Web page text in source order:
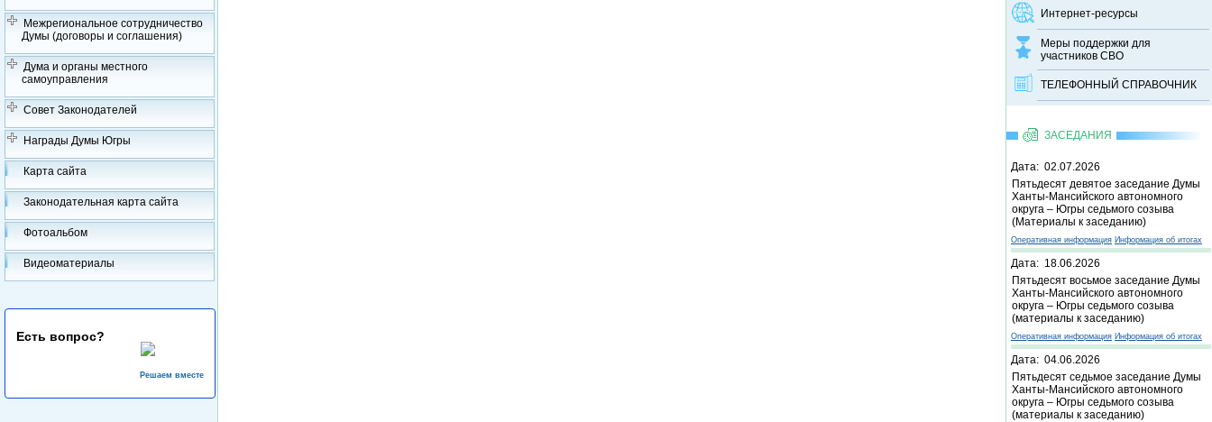
Межрегиональное сотрудничество
Думы (договоры и соглашения)
Дума и органы местного
самоуправления
Совет Законодателей
Награды Думы Югры
Карта сайта
Законодательная карта сайта
Фотоальбом
Видеоматериалы
Есть вопрос?
Решаем вместе
Интернет-ресурсы
Меры поддержки для
участников СВО
ТЕЛЕФОННЫЙ CПРАВОЧНИК
ЗАСЕДАНИЯ
Дата: 02.07.2026
Пятьдесят девятое заседание Думы
Ханты-Мансийского автономного
округа – Югры седьмого созыва
(Материалы к заседанию)
Оперативная информация Информация об итогах
Дата: 18.06.2026
Пятьдесят восьмое заседание Думы
Ханты-Мансийского автономного
округа – Югры седьмого созыва
(материалы к заседанию)
Оперативная информация Информация об итогах
Дата: 04.06.2026
Пятьдесят седьмое заседание Думы
Ханты-Мансийского автономного
округа – Югры седьмого созыва
(материалы к заседанию)